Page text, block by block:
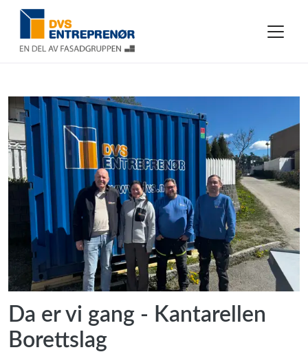
Da er vi gang - Kantarellen
Borettslag